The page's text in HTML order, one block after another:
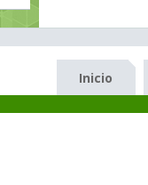
Inicio